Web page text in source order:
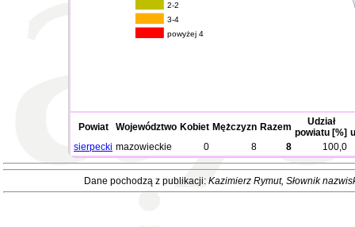
2-2
3-4
powyżej 4
Powiat Województwo Kobiet Mężczyzn Razem
Udział
powiatu [%]
sierpecki mazowieckie 0 8 8 100,0
Dane pochodzą z publikacji: Kazimierz Rymut, Słownik